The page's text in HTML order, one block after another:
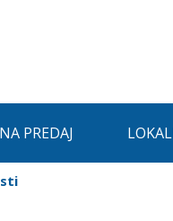
PREDAJ